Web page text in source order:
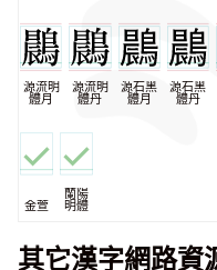
源流明
體月
源流明
體丹
源石黑
體月
源石黑
體丹
金萱
蘭陽
明體
其它漢字網路資